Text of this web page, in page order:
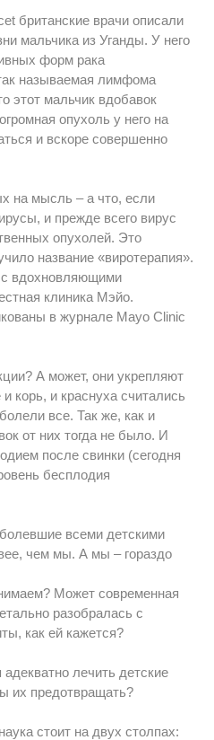
британские врачи описали
мальчика из Уганды. У него
форм рака
называемая лимфома
этот мальчик вдобавок
опухоль у него на
и вскоре совершенно
на мысль – а что, если
и прежде всего вирус
опухолей. Это
название «виротерапия».
вдохновляющими
клиника Мэйо.
в журнале Mayo Clinic
А может, они укрепляют
корь, и краснуха считались
все. Так же, как и
от них тогда не было. И
после свинки (сегодня
бесплодия
всеми детскими
чем мы. А мы – гораздо
Может современная
разобралась с
как ей кажется?
лечить детские
их предотвращать?
стоит на двух столпах: